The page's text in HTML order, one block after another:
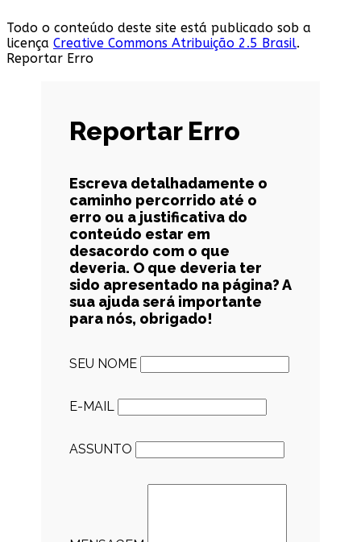
Todo o conteúdo deste site está publicado sob a
licença Creative Commons Atribuição 2.5 Brasil.
Reportar Erro
Reportar Erro
Escreva detalhadamente o
caminho percorrido até o
erro ou a justificativa do
conteúdo estar em
desacordo com o que
deveria. O que deveria ter
sido apresentado na página? A
sua ajuda será importante
para nós, obrigado!
SEU NOME
E-MAIL
ASSUNTO